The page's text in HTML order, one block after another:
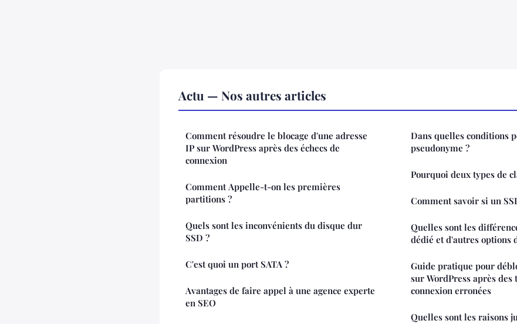
Actu — Nos autres articles
Comment résoudre le blocage d'une adresse
IP sur WordPress après des échecs de
connexion
Comment Appelle-t-on les premières
partitions ?
Quels sont les inconvénients du disque dur
SSD ?
C'est quoi un port SATA ?
Avantages de faire appel à une agence experte
en SEO
Dans quelles conditions
pseudonyme ?
Pourquoi deux types de
Comment savoir si un
Quelles sont les
dédié et d'autres options
Guide pratique pour
sur WordPress après des
connexion erronées
Quelles sont les raisons